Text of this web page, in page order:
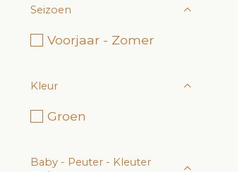
Seizoen
Voorjaar - Zomer
Kleur
Groen
Baby - Peuter - Kleuter